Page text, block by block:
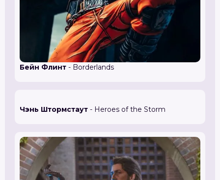
Бейн Флинт - Borderlands
Чэнь Штормстаут - Heroes of the Storm